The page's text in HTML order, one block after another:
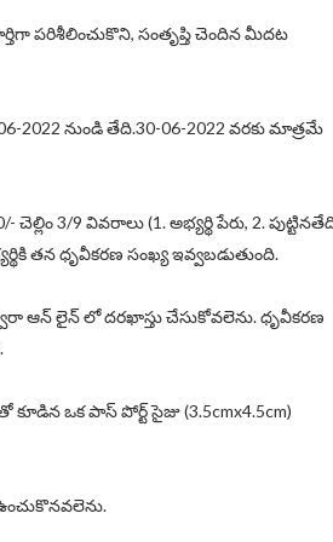
పరిశీలించుకొని, సంతృప్తి చెందిన మీదట
2022 నుండి తేది.30-06-2022 వరకు మాత్రమే
3/9 వివరాలు (1. అభ్యర్థి పేరు, 2.
తన ధృవీకరణ సంఖ్య ఇవ్వబడుతుంది.
ఆన్ లైన్ లో దరఖాస్తు చేసుకోవలెను. ధృవీకరణ
ఒక పాస్ పోర్ట్ సైజు (3.5cmx4.5cm)